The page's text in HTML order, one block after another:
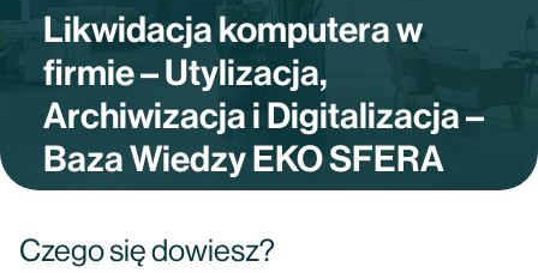
Likwidacja komputera w
firmie – Utylizacja,
Archiwizacja i Digitalizacja –
Baza Wiedzy EKO SFERA
Czego się dowiesz?